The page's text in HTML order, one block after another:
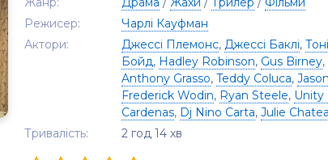
Режисер:
Чарлі Кауфман
Актори:
Джессі Племонс, Джессі Баклі,
Бойд, Hadley Robinson, Gus Birney,
Anthony Grasso, Teddy Coluca,
Frederick Wodin, Ryan Steele, Unity
Cardenas, Dj Nino Carta, Julie
Тривалість:
2 год 14 хв